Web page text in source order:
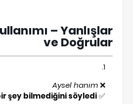
– Yanlışlar
ve Doğrular
❌
Aysel hanım
✅
şey bilmediğini söyledi.